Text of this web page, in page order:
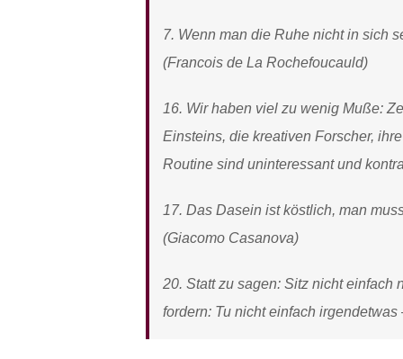
7. Wenn man die Ruhe nicht in sich
(Francois de La Rochefoucauld)
16. Wir haben viel zu wenig Muße:
Einsteins, die kreativen Forscher,
Routine sind uninteressant und
17. Das Dasein ist köstlich, man
(Giacomo Casanova)
20. Statt zu sagen: Sitz nicht einfach
fordern: Tu nicht einfach